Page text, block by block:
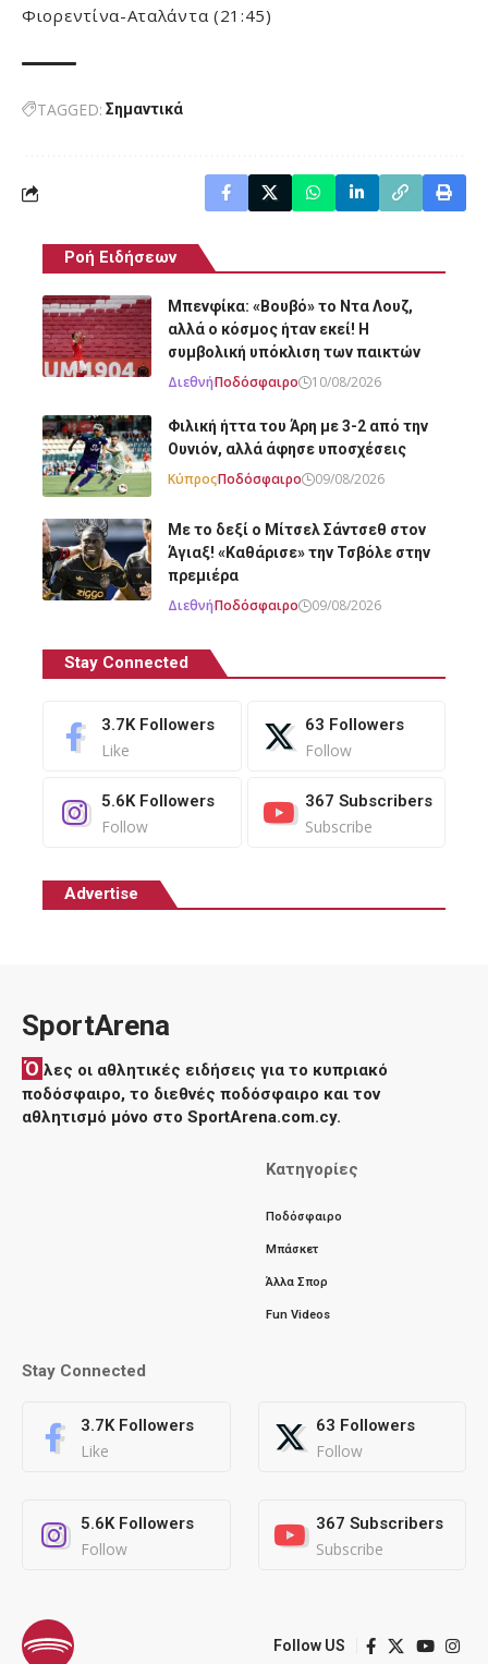
Φιορεντίνα-Αταλάντα (21:45)
TAGGED: Σημαντικά
Ροή Ειδήσεων
Μπενφίκα: «Βουβό» το Ντα Λουζ,
αλλά ο κόσμος ήταν εκεί! Η
συμβολική υπόκλιση των παικτών
ΔιεθνήΠοδόσφαιρο 10/08/2026
Φιλική ήττα του Άρη με 3-2 από την
Ουνιόν, αλλά άφησε υποσχέσεις
ΚύπροςΠοδόσφαιρο 09/08/2026
Με το δεξί ο Μίτσελ Σάντσεθ στον
Άγιαξ! «Καθάρισε» την Τσβόλε στην
πρεμιέρα
ΔιεθνήΠοδόσφαιρο 09/08/2026
Stay Connected
3.7K Followers
Like
63 Followers
Follow
5.6K Followers
Follow
367 Subscribers
Subscribe
Advertise
SportArena
Ό λες οι αθλητικές ειδήσεις για το κυπριακό
ποδόσφαιρο, το διεθνές ποδόσφαιρο και τον
αθλητισμό μόνο στο SportArena.com.cy.
Κατηγορίες
Ποδόσφαιρο
Μπάσκετ
Άλλα Σπορ
Fun Videos
Stay Connected
3.7K Followers
Like
63 Followers
Follow
5.6K Followers
Follow
367 Subscribers
Subscribe
Follow US